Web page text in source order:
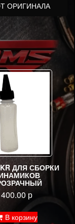
ОРИГИНАЛА
ДЛЯ СБОРКИ
400.00 р
В корзину